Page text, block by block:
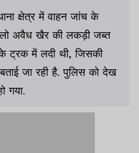
क्षेत्र में वाहन जांच के
अवैध खैर की लकड़ी जब्त
ट्रक में लदी थी, जिसकी
जा रही है. पुलिस को देख
गया.